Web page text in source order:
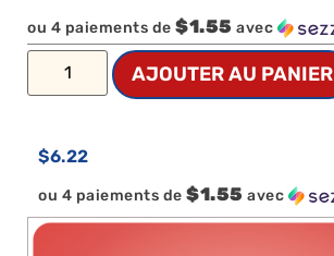
ou 4 paiements de $1.55 avec
AJOUTER AU PANIER
$6.22
ou 4 paiements de $1.55 avec